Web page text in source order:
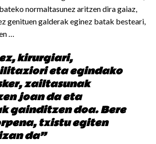
normaltasunez aritzen dira gaiaz,
genituen galderak eginez batak besteari,
…
kirurgiari,
eta egindako
zailtasunak
joan da eta
gainditzen doa. Bere
txistu egiten
da”